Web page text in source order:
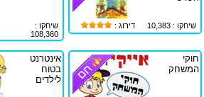
שיחקו : 10,383 דירוג :
שיחקו :
108,360
חוקי
המשחק
אינטרנט
בטוח
לילדים